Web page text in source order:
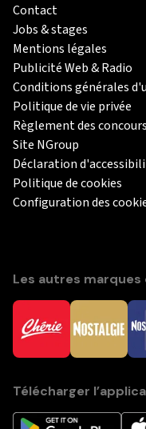
Contact
Jobs & stages
Mentions légales
Publicité Web & Radio
Conditions générales
Politique de vie privée
Règlement des concours
Site NGroup
Déclaration
Politique de cookies
Configuration des
Les autres marques
Télécharger